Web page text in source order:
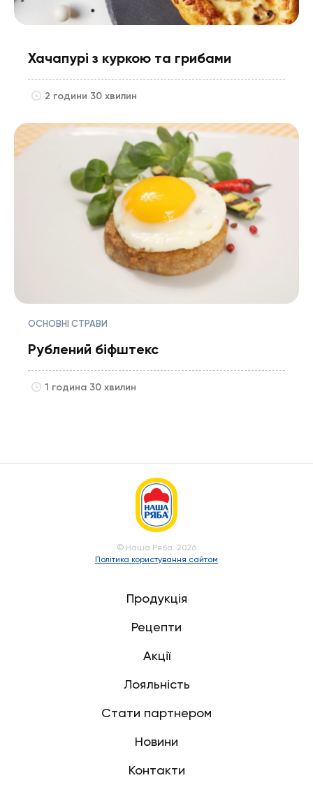
Хачапурі з куркою та грибами
2 години 30 хвилин
ОСНОВНІ СТРАВИ
Рублений біфштекс
1 година 30 хвилин
© Наша Ряба. 2026
Політика користування сайтом
Продукція
Рецепти
Акції
Лояльність
Стати партнером
Новини
Контакти